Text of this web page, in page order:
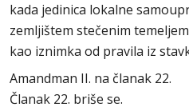
kada jedinica lokalne
zemljištem stečenim
kao iznimka od pravila iz
Amandman II. na članak 22.
Članak 22. briše se.